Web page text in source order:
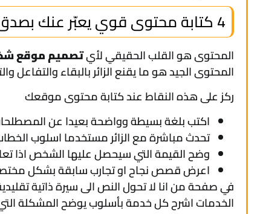
4 كتابة محتوى قوي يعبّر عنك بصدق
المحتوى هو القلب الحقيقي لأيتصميم موقع
المحتوى الجيد هو ما يقنع الزائر بالبقاء والتفاعل
ركز على هذه النقاط عند كتابة محتوى موقعك
اكتب بلغة بسيطة وواضحة بعيدا عن
تحدث مباشرة مع الزائر مستخدما اسلوب
وضح القيمة التي سيحصل عليها الشخص اذا
اعرض قصص نجاح او تجارب سابقة بشكل
في صفحة من انا لا تحول النص الى سيرة ذاتية
الخدمات اشرح كل خدمة بأسلوب يوضح المشكلة